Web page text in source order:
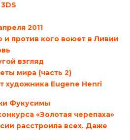
2011
и против кого воюет в Ливии
взгляд
мира (часть 2)
художника Eugene Henri
Фукусимы
«Золотая черепаха»
расстроила всех. Даже